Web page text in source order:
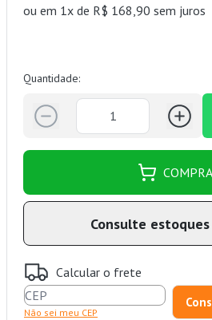
ou em 1x de R$ 168,90 sem juros
Quantidade:
Consulte
Calcular o frete
Não sei meu CEP